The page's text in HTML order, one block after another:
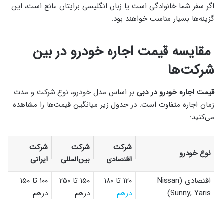
اگر سفر شما خانوادگی است یا زبان انگلیسی برایتان مانع است، این
گزینه‌ها بسیار مناسب خواهند بود.
مقایسه قیمت اجاره خودرو در بین
شرکت‌ها
قیمت اجاره خودرو در دبی بر اساس مدل خودرو، نوع شرکت و مدت
زمان اجاره متفاوت است. در جدول زیر میانگین قیمت‌ها را مشاهده
می‌کنید:
نوع خودرو
شرکت
اقتصادی
شرکت
بین‌المللی
شرکت
ایرانی
اقتصادی (Nissan
Sunny, Yaris)
۱۲۰ تا ۱۸۰
درهم
۱۵۰ تا ۲۵۰
درهم
۱۰۰ تا ۱۵۰
درهم